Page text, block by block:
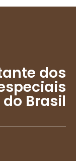
dos
do Brasil